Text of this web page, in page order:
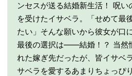
ンセスが送る結婚新生活！ 呪い
を受けたイサベラ。「せめて最
たい」そんな願いから彼女が口
最後の選択は――結婚！？ 当然
れた嫁ぎ先だったが、皆イサベ
サベラを愛するあまりちょっぴ